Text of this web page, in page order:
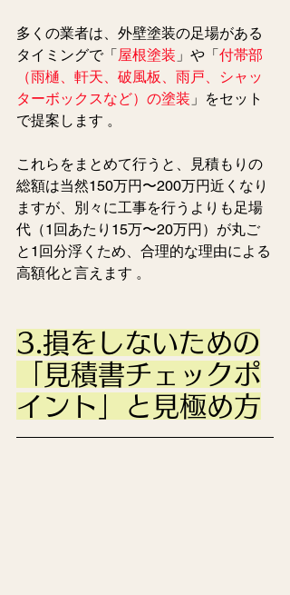
多くの業者は、外壁塗装の足場がある
タイミングで「屋根塗装 」や「付帯部
（雨樋、軒天、破風板、雨戸、シャッ
ターボックスなど）の塗装 」をセット
で提案します 。
これらをまとめて行うと、見積もりの
総額は当然150万円〜200万円近くなり
ますが、別々に工事を行うよりも足場
代（1回あたり15万〜20万円）が丸ご
と1回分浮くため、合理的な理由による
高額化と言えます 。
3.損をしないための
「見積書チェックポ
イント」と見極め方